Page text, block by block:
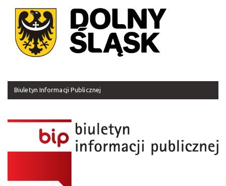
Biuletyn Informacji Publicznej